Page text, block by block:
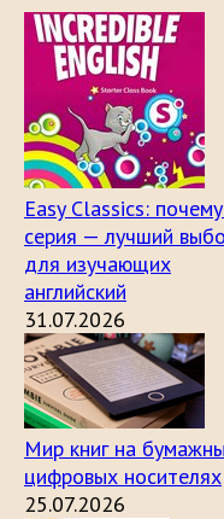
Easy Classics:
серия — лучший
для изучающих
английский
31.07.2026
Мир книг на
цифровых носителях
25.07.2026